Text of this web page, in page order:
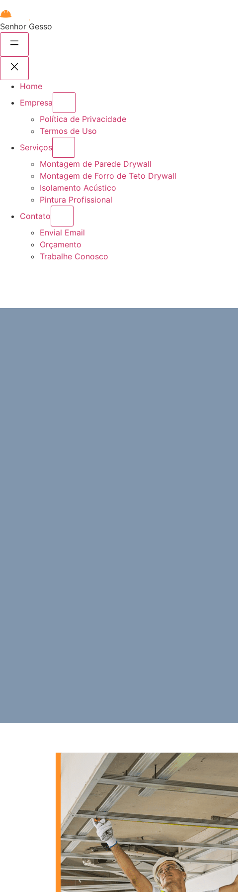
Senhor Gesso
Home
Empresa
Política de Privacidade
Termos de Uso
Serviços
Montagem de Parede Drywall
Montagem de Forro de Teto Drywall
Isolamento Acústico
Pintura Profissional
Contato
Envial Email
Orçamento
Trabalhe Conosco